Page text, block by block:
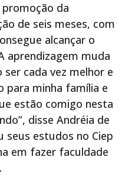
promoção da
de seis meses, com
alcançar o
aprendizagem muda
cada vez melhor e
para minha família e
estão comigo nesta
disse Andréia de
seus estudos no Ciep
em fazer faculdade